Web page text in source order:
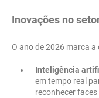
Inovações no
O ano de 2026 marca
Inteligência
em tempo real
reconhecer